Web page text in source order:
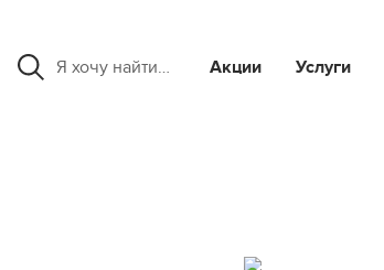
Я хочу найти… Акции Услуги